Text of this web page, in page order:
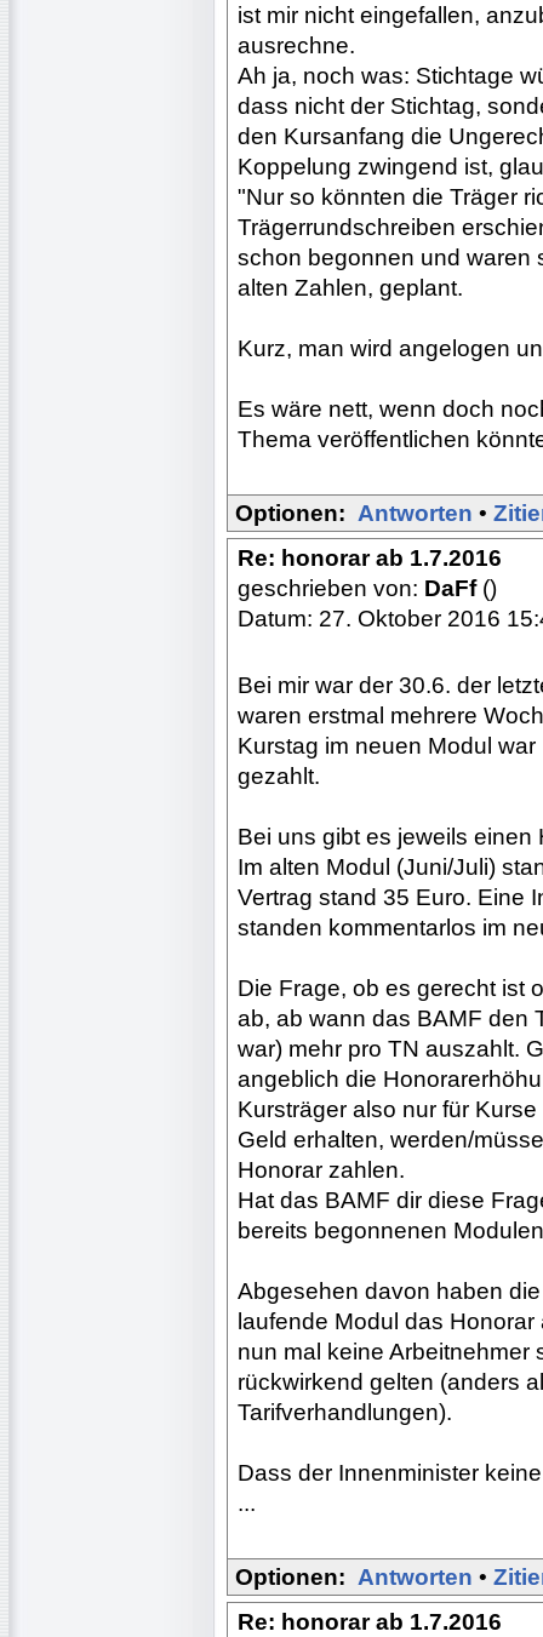
ist mir nicht eingefallen,
ausrechne.
Ah ja, noch was: Stichtage
dass nicht der Stichtag,
den Kursanfang die
Koppelung zwingend ist,
"Nur so könnten die Träger
Trägerrundschreiben
schon begonnen und waren
alten Zahlen, geplant.
Kurz, man wird angelogen
Es wäre nett, wenn doch
Thema veröffentlichen
Optionen: Antworten •
Re: honorar ab 1.7.2016
geschrieben von: DaFf ()
Datum: 27. Oktober 2016
Bei mir war der 30.6. der
waren erstmal mehrere
Kurstag im neuen Modul
gezahlt.
Bei uns gibt es jeweils
Im alten Modul (Juni/Juli)
Vertrag stand 35 Euro. Eine
standen kommentarlos im
Die Frage, ob es gerecht ist
ab, ab wann das BAMF den
war) mehr pro TN auszahlt.
angeblich die
Kursträger also nur für
Geld erhalten, werden/
Honorar zahlen.
Hat das BAMF dir diese
bereits begonnenen
Abgesehen davon haben
laufende Modul das
nun mal keine Arbeitnehmer
rückwirkend gelten (anders
Tarifverhandlungen).
Dass der Innenminister
...
Optionen: Antworten •
Re: honorar ab 1.7.2016